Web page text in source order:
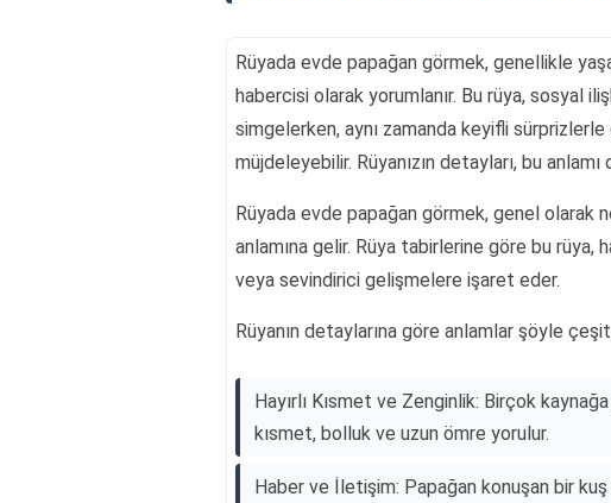
Rüyada evde papağan görmek, genellikle
habercisi olarak yorumlanır. Bu rüya, sosyal
simgelerken, aynı zamanda keyifli sürprizlerle
müjdeleyebilir. Rüyanızın detayları, bu
Rüyada evde papağan görmek, genel
anlamına gelir. Rüya tabirlerine göre bu
veya sevindirici gelişmelere işaret eder.
Rüyanın detaylarına göre anlamlar şöyle
Hayırlı Kısmet ve Zenginlik: Birçok
kısmet, bolluk ve uzun ömre yorulur.
Haber ve İletişim: Papağan konuşan bir